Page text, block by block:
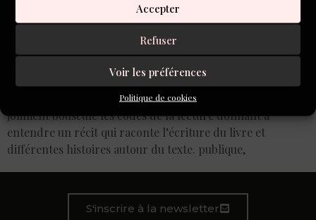
Accepter
Refuser
Voir les préférences
Politique de cookies
Robe assortie à la couleur de l’océan mappemonde,
baskets de voyageuse aux pieds, Pauline Guillerm a
joliment bousculé les codes de la lecture donnant à
entendre un récit qui raconte l’écriture du livre et
différentes histoires autour du texte. publique,
S'inscrire à la newsletter